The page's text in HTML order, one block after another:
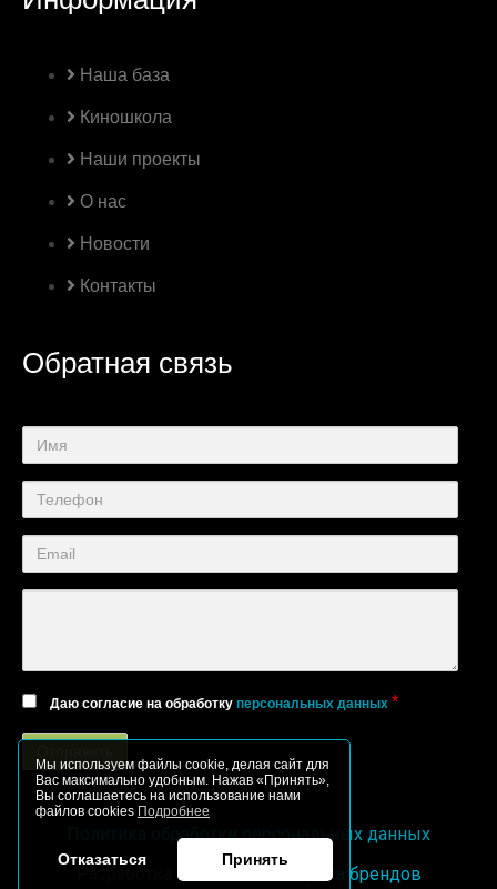
Наша база
Киношкола
Наши проекты
О нас
Новости
Контакты
Обратная связь
Даю согласие на обработку персональных данных *
Политика обработки персональных данных
Разработка сайтов
Фабрика брендов
Мы используем файлы cookie, делая сайт для
Вас максимально удобным. Нажав «Принять»,
Вы соглашаетесь на использование нами
файлов cookies Подробнее
Отказаться Принять